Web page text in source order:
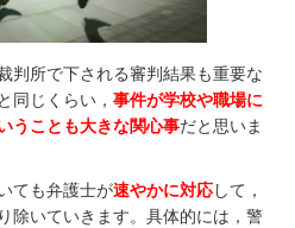
判所で下される審判結果も重要な
同じくらい， 事件が学校や職場に
うことも大きな関心事だと思いま
ても弁護士が速やかに対応して，
除いていきます。具体的には，警